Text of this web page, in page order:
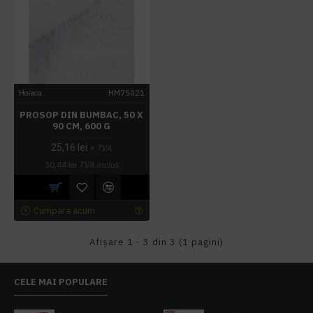
Horeca HM75021
PROSOP DIN BUMBAC, 50 X
90 CM, 600 G
25,16 lei + TVA
30,44 lei TVA inclus
Cumpara acum
Afişare 1 - 3 din 3 (1 pagini)
CELE MAI POPULARE